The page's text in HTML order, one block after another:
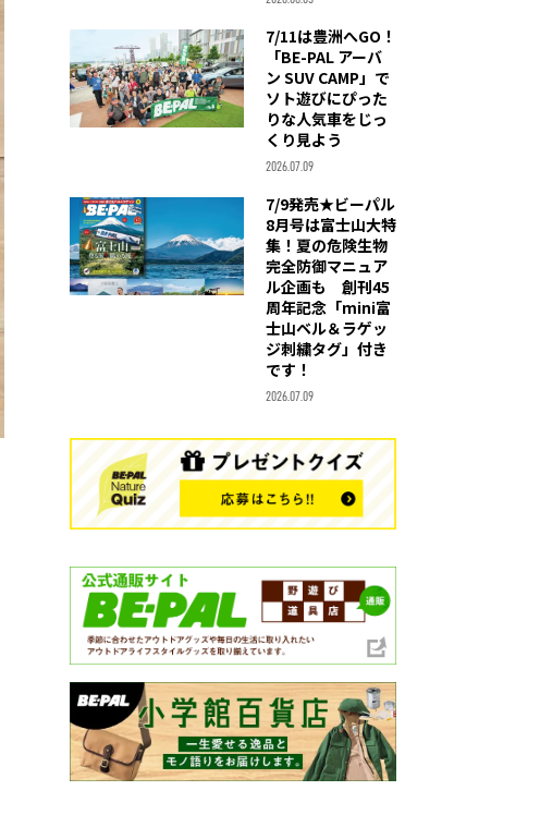
7/11は豊洲へGO！
「BE-PAL アーバ
ン SUV CAMP」で
ソト遊びにぴった
りな人気車をじっ
くり見よう
2026.07.09
7/9発売★ビーパル
8月号は富士山大特
集！夏の危険生物
完全防御マニュア
ル企画も 創刊45
周年記念「mini富
士山ベル＆ラゲッ
ジ刺繍タグ」付き
です！
2026.07.09